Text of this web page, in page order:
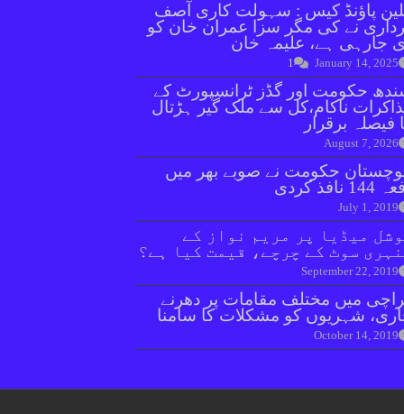
پاؤنڈ کیس : سہولت کاری آصف
نے کی مگر سزا عمران خان کو
جارہی ہے، علیمہ خان
January 14, 2025
1
حکومت اور گڈز ٹرانسپورٹ کے
ناکام،کل سے ملک گیر ہڑتال
فیصلہ برقرار
August 7, 2026
حکومت نے صوبے بھر میں
نافذ کردی
July 1, 2019
میڈیا پر مریم نواز کے
سوٹ کے چرچے، قیمت کیا ہے؟
September 22, 2019
میں مختلف مقامات پر دھرنے
شہریوں کو مشکلات کا سامنا
October 14, 2019